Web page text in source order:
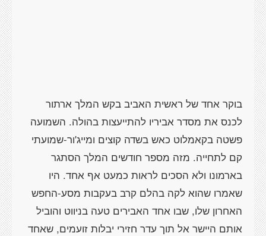
בוקר אחד של ראשית האביב בקש המלך ארתור
לכנס את מסדר אביריו להתייעצות בהולה. השמועה
פשטה בקאמלוט כאש בשדה קוצים ומייג'ור-שמועתי
קם לתחייה. מזה מספר חודשים המלך הסתגר
בארמונו ולא הסכים לראות כמעט אף אחד. היו
שאמרו שהוא לקה בהלם קרב בעקבות מסע-החפש
האחרון שלו, שבו אחד האבירים טעה בניווט והוביל
אותם היישר אל תוך עדר חזירי יבלות זועמים, שאחד